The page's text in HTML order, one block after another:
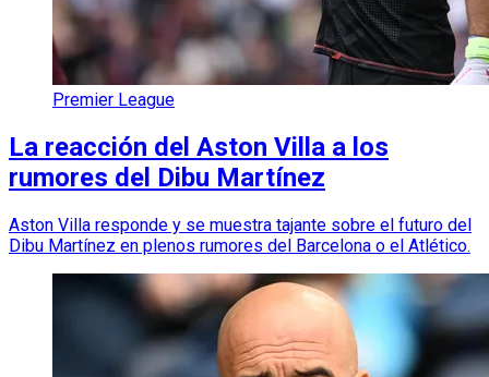
Premier League
La reacción del Aston Villa a los
rumores del Dibu Martínez
Aston Villa responde y se muestra tajante sobre el futuro del
Dibu Martínez en plenos rumores del Barcelona o el Atlético.